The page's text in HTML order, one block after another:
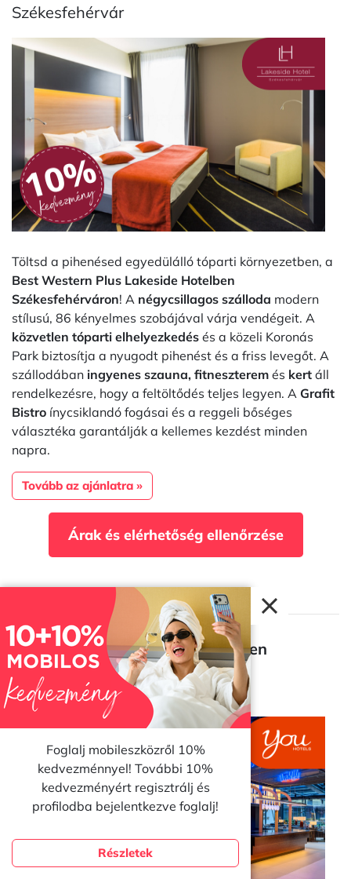
Székesfehérvár
Töltsd a pihenésed egyedülálló tóparti környezetben, a
Best Western Plus Lakeside Hotelben
Székesfehérváron! A négycsillagos szálloda modern
stílusú, 86 kényelmes szobájával várja vendégeit. A
közvetlen tóparti elhelyezkedés és a közeli Koronás
Park biztosítja a nyugodt pihenést és a friss levegőt. A
szállodában ingyenes szauna, fitneszterem és kert áll
rendelkezésre, hogy a feltöltődés teljes legyen. A Grafit
Bistro ínycsiklandó fogásai és a reggeli bőséges
választéka garantálják a kellemes kezdést minden
napra.
Tovább az ajánlatra »
Árak és elérhetőség ellenőrzése
You Hotel Budapest - Handwritten
Collection
Budapest
Foglalj mobileszközről 10%
kedvezménnyel! További 10%
kedvezményért regisztrálj és
profilodba bejelentkezve foglalj!
Részletek